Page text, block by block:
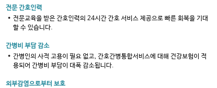
전문 간호인력
전문교육을 받은 간호인력의 24시간 간호 서비스 제공으로 빠른 회복을 기대
할 수 있습니다.
간병비 부담 감소
간병인의 사적 고용이 필요 없고, 간호간병통합서비스에 대해 건강보험이 적
용되어 간병비 부담이 대폭 감소됩니다.
외부감염으로부터 보호